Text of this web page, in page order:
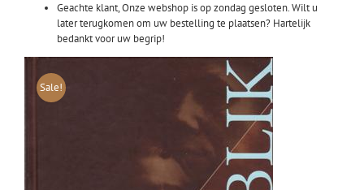
Geachte klant, Onze webshop is op zondag gesloten. Wilt u
later terugkomen om uw bestelling te plaatsen? Hartelijk
bedankt voor uw begrip!
Sale!